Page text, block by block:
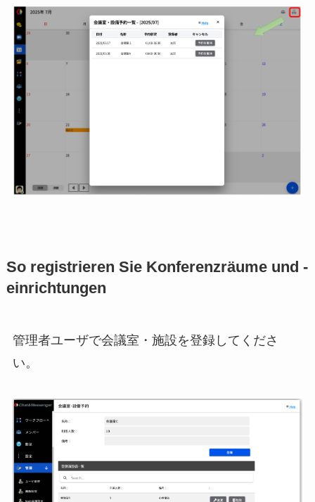
So registrieren Sie Konferenzräume und -
einrichtungen
管理者ユーザで会議室・施設を登録してくださ
い。